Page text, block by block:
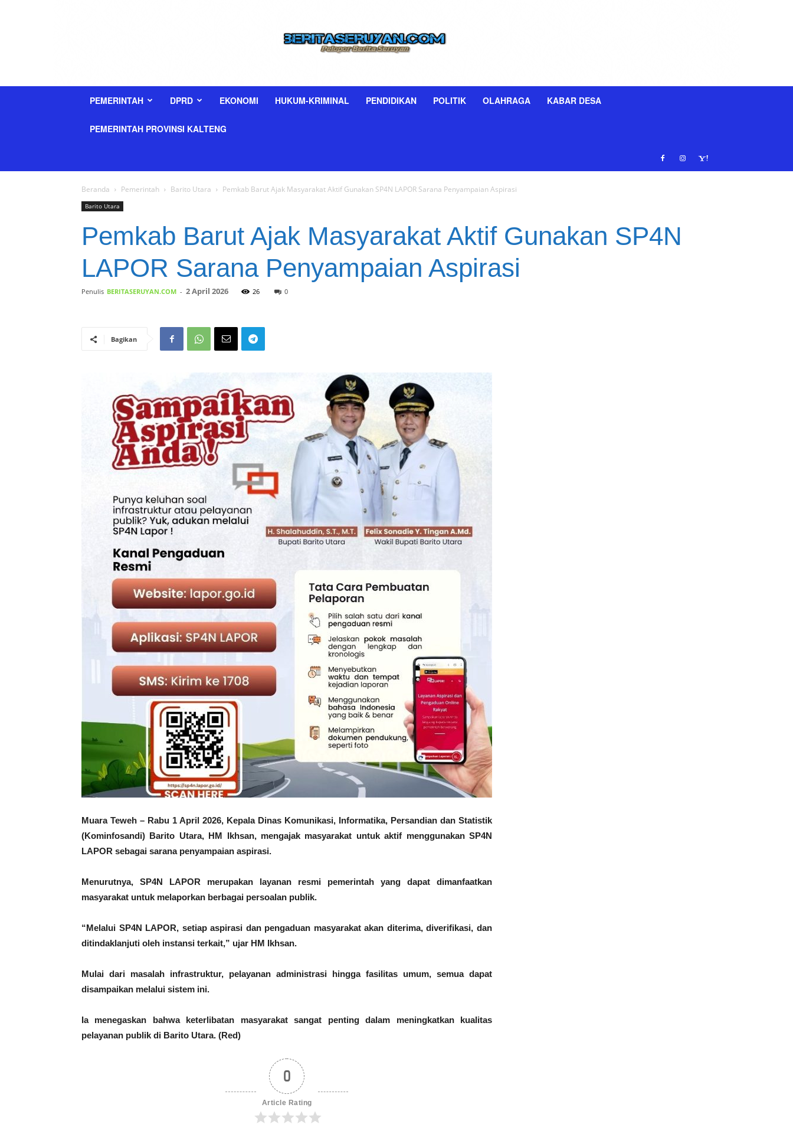
PEMERINTAH DPRD EKONOMI HUKUM-KRIMINAL PENDIDIKAN POLITIK OLAHRAGA KABAR DESA
PEMERINTAH PROVINSI KALTENG
Beranda Pemerintah Barito Utara Pemkab Barut Ajak Masyarakat Aktif Gunakan SP4N LAPOR Sarana Penyampaian Aspirasi
Barito Utara
Pemkab Barut Ajak Masyarakat Aktif Gunakan SP4N
LAPOR Sarana Penyampaian Aspirasi
Penulis BERITASERUYAN.COM - 2 April 2026 26 0
Bagikan
Muara Teweh – Rabu 1 April 2026, Kepala Dinas Komunikasi, Informatika, Persandian dan Statistik
(Kominfosandi) Barito Utara, HM Ikhsan, mengajak masyarakat untuk aktif menggunakan SP4N
LAPOR sebagai sarana penyampaian aspirasi.
Menurutnya, SP4N LAPOR merupakan layanan resmi pemerintah yang dapat dimanfaatkan
masyarakat untuk melaporkan berbagai persoalan publik.
“Melalui SP4N LAPOR, setiap aspirasi dan pengaduan masyarakat akan diterima, diverifikasi, dan
ditindaklanjuti oleh instansi terkait,” ujar HM Ikhsan.
Mulai dari masalah infrastruktur, pelayanan administrasi hingga fasilitas umum, semua dapat
disampaikan melalui sistem ini.
Ia menegaskan bahwa keterlibatan masyarakat sangat penting dalam meningkatkan kualitas
pelayanan publik di Barito Utara. (Red)
0
Article Rating